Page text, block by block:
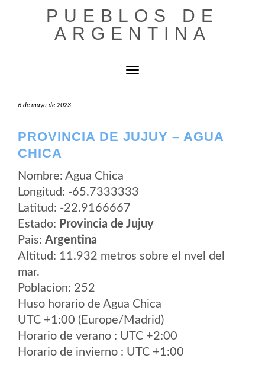
PUEBLOS DE
ARGENTINA
Cambiar modo de navegación
6 de mayo de 2023
PROVINCIA DE JUJUY – AGUA
CHICA
Nombre: Agua Chica
Longitud: -65.7333333
Latitud: -22.9166667
Estado: Provincia de Jujuy
Pais: Argentina
Altitud: 11.932 metros sobre el nvel del
mar.
Poblacion: 252
Huso horario de Agua Chica
UTC +1:00 (Europe/Madrid)
Horario de verano : UTC +2:00
Horario de invierno : UTC +1:00